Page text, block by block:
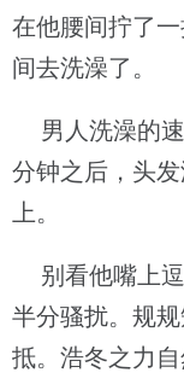
在他腰间拧了
间去洗澡了。
男人洗澡的速
分钟之后，头
上。
别看他嘴上逗
半分骚扰。规
抵。浩冬之力自